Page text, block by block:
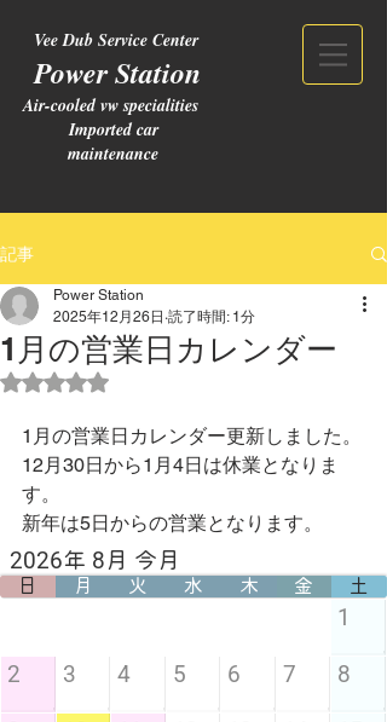
Vee Dub Service Center
Power Station
Air-cooled vw specialities
Imported car
maintenance
記事
1月の営業日カレンダー
Power Station
2025年12月26日 読了時間: 1分
5つ星のうちNaNと評価されています。
1月の営業日カレンダー更新しました。
12月30日から1月4日は休業となりま
す。
新年は5日からの営業となります。